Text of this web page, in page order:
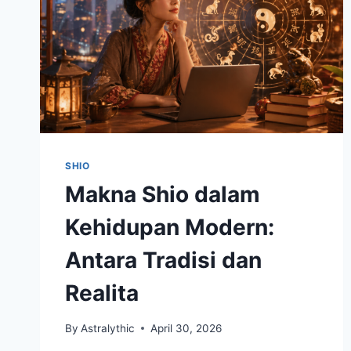
SHIO
Makna Shio dalam
Kehidupan Modern:
Antara Tradisi dan
Realita
By Astralythic April 30, 2026